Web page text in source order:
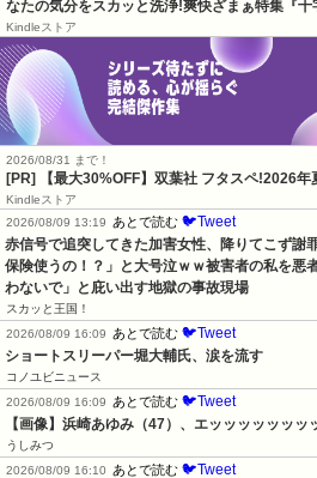
なたの気分をスカッと洗浄!爽快ざまぁ特集『
Kindleストア
2026/08/31 まで！
[PR] 【最大30%OFF】双葉社 フタスペ!2026
Kindleストア
2026/08/09 13:19
あとで読む 🐦Tweet
赤信号で追突してきた加害女性、降りてこず謝
保険使うの！？」と大号泣ｗｗ被害者の私を悪
わないで」と庇い出す地獄の事故現場
スカッと王国！
2026/08/09 16:09
あとで読む 🐦Tweet
ショートスリーパー堀大輔氏、涙を流す
コノユビニュース
2026/08/09 16:09
あとで読む 🐦Tweet
【画像】浜崎あゆみ（47）、エッッッッッッッ
うしみつ
2026/08/09 16:10
あとで読む 🐦Tweet